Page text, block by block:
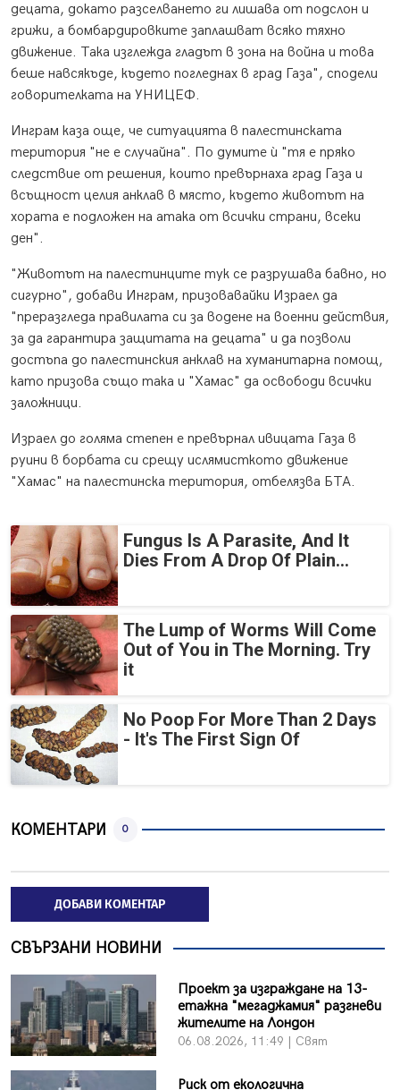
децата, докато разселването ги лишава от подслон и
грижи, а бомбардировките заплашват всяко тяхно
движение. Така изглежда гладът в зона на война и това
беше навсякъде, където погледнах в град Газа", сподели
говорителката на УНИЦЕФ.
Инграм каза още, че ситуацията в палестинската
територия "не е случайна". По думите ѝ "тя е пряко
следствие от решения, които превърнаха град Газа и
всъщност целия анклав в място, където животът на
хората е подложен на атака от всички страни, всеки
ден".
"Животът на палестинците тук се разрушава бавно, но
сигурно", добави Инграм, призовавайки Израел да
"преразгледа правилата си за водене на военни действия,
за да гарантира защитата на децата" и да позволи
достъпа до палестинския анклав на хуманитарна помощ,
като призова също така и "Хамас" да освободи всички
заложници.
Израел до голяма степен е превърнал ивицата Газа в
руини в борбата си срещу ислямисткото движение
"Хамас" на палестинска територия, отбелязва БТА.
Fungus Is A Parasite, And It
Dies From A Drop Of Plain...
The Lump of Worms Will Come
Out of You in The Morning. Try
it
No Poop For More Than 2 Days
- It's The First Sign Of
КОМЕНТАРИ 0
ДОБАВИ КОМЕНТАР
СВЪРЗАНИ НОВИНИ
Проект за изграждане на 13-
етажна "мегаджамия" разгневи
жителите на Лондон
06.08.2026, 11:49 | Свят
Риск от екологична